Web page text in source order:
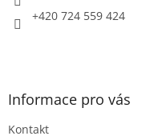
+420 724 559 424
Informace pro vás
Kontakt